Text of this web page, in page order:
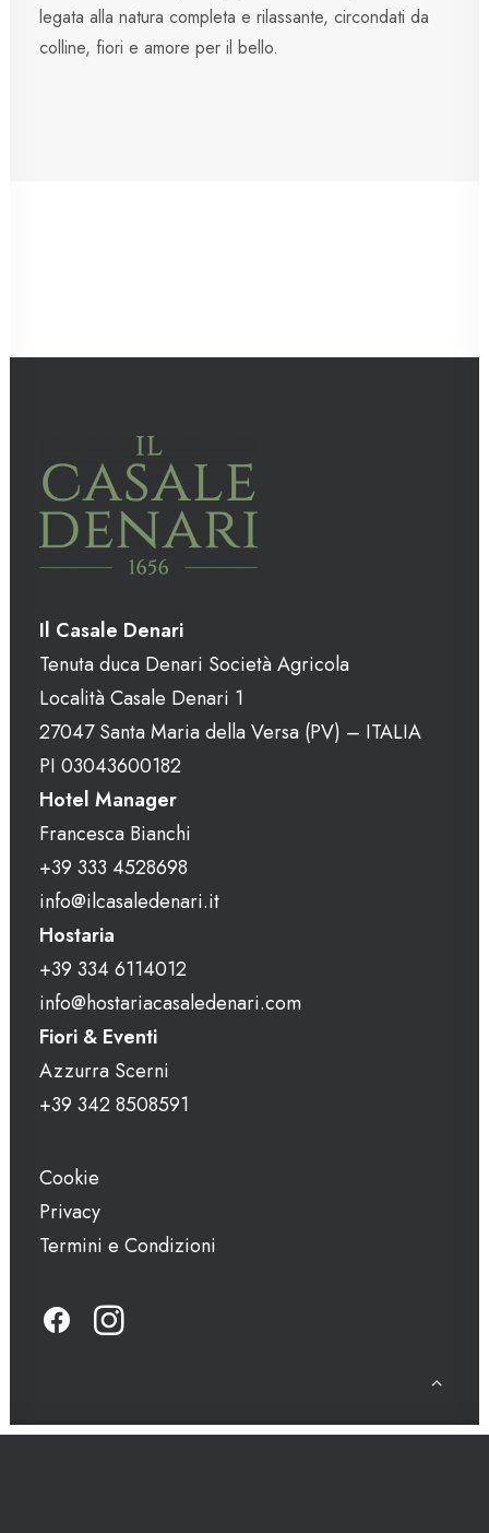
legata alla natura completa e rilassante, circondati da
colline, fiori e amore per il bello.
Il Casale Denari
Tenuta duca Denari Società Agricola
Località Casale Denari 1
27047 Santa Maria della Versa (PV) – ITALIA
PI 03043600182
Hotel Manager
Francesca Bianchi
+39 333 4528698
info@ilcasaledenari.it
Hostaria
+39 334 6114012
info@hostariacasaledenari.com
Fiori & Eventi
Azzurra Scerni
+39 342 8508591
Cookie
Privacy
Termini e Condizioni